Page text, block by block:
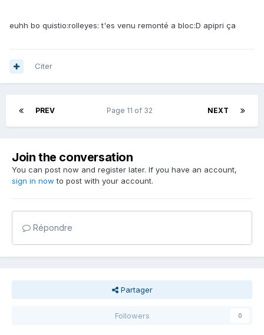
euhh bo quistio:rolleyes: t'es venu remonté a bloc:D apipri ça
Citer
PREV NEXT
Page 11 of 32
Join the conversation
You can post now and register later. If you have an account,
sign in now to post with your account.
Répondre
Partager
Followers 0